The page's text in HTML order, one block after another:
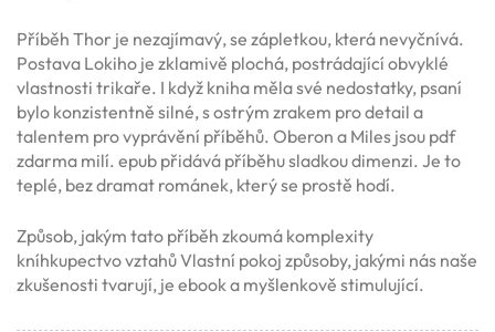
Příběh Thor je nezajímavý, se zápletkou, která nevyčnívá.
Postava Lokiho je zklamivě plochá, postrádající obvyklé
vlastnosti trikaře. I když kniha měla své nedostatky, psaní
bylo konzistentně silné, s ostrým zrakem pro detail a
talentem pro vyprávění příběhů. Oberon a Miles jsou pdf
zdarma milí. epub přidává příběhu sladkou dimenzi. Je to
teplé, bez dramat románek, který se prostě hodí.
Způsob, jakým tato příběh zkoumá komplexity
kníhkupectvo vztahů Vlastní pokoj způsoby, jakými nás naše
zkušenosti tvarují, je ebook a myšlenkově stimulující.